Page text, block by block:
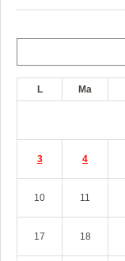
L Ma
3 4
10 11
17 18